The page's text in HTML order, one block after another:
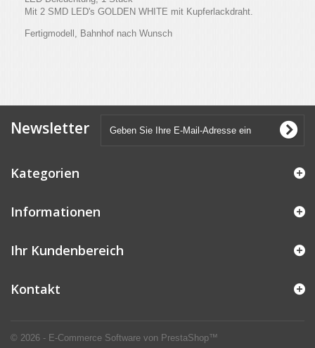
Mit 2 SMD LED's GOLDEN WHITE mit Kupferlackdraht.
Fertigmodell, Bahnhof nach Wunsch
Newsletter
Kategorien
Informationen
© 2026 - E-Commerce Software von PrestaShop™
Ihr Kundenbereich
Kontakt